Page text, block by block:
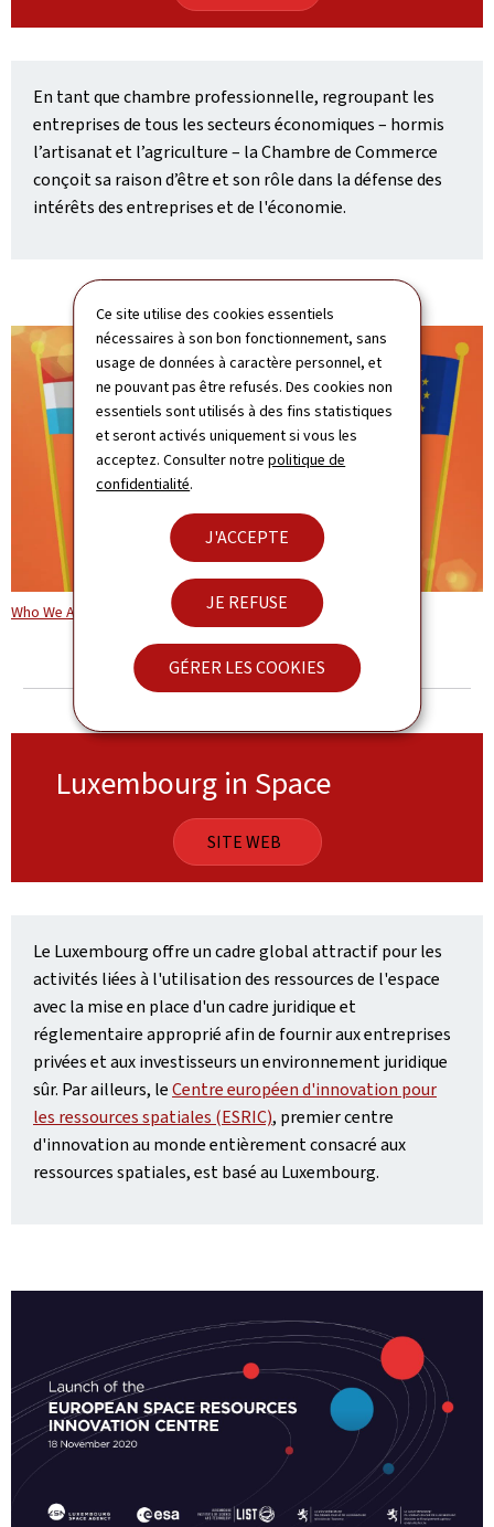
Ce site utilise des cookies essentiels
nécessaires à son bon fonctionnement, sans
usage de données à caractère personnel, et
ne pouvant pas être refusés. Des cookies non
essentiels sont utilisés à des fins statistiques
et seront activés uniquement si vous les
acceptez. Consulter notrepolitique de
confidentialité.
J'ACCEPTE
JE REFUSE
GÉRER LES COOKIES
En tant que chambre professionnelle, regroupant les
entreprises de tous les secteurs économiques – hormis
l’artisanat et l’agriculture – la Chambre de Commerce
conçoit sa raison d’être et son rôle dans la défense des
intérêts des entreprises et de l'économie.
Who We Are : Chamber of Commerce (FR) (Vidéo YouTube)
Luxembourg in Space
SITE WEB
Le Luxembourg offre un cadre global attractif pour les
activités liées à l'utilisation des ressources de l'espace
avec la mise en place d'un cadre juridique et
réglementaire approprié afin de fournir aux entreprises
privées et aux investisseurs un environnement juridique
sûr. Par ailleurs, leCentre européen d'innovation pour
les ressources spatiales (ESRIC), premier centre
d'innovation au monde entièrement consacré aux
ressources spatiales, est basé au Luxembourg.